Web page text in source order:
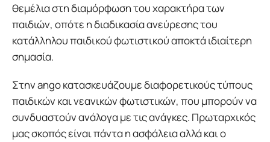
θεμέλια στη διαμόρφωση του χαρακτήρα των
παιδιών, οπότε η διαδικασία ανεύρεσης του
κατάλληλου παιδικού φωτιστικού αποκτά ιδιαίτερη
σημασία.
Στην ango κατασκευάζουμε διαφορετικούς τύπους
παιδικών και νεανικών φωτιστικών, που μπορούν να
συνδυαστούν ανάλογα με τις ανάγκες. Πρωταρχικός
μας σκοπός είναι πάντα η ασφάλεια αλλά και ο